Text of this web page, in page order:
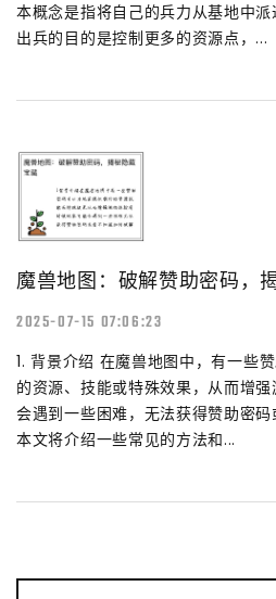
本概念是指将自己的兵力从基地中派
出兵的目的是控制更多的资源点，...
魔兽地图：破解赞助密码，
2025-07-15 07:06:23
1. 背景介绍 在魔兽地图中，有一些
的资源、技能或特殊效果，从而增
会遇到一些困难，无法获得赞助密码
本文将介绍一些常见的方法和...